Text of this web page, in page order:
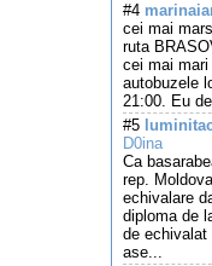
#4
cei mai
ruta
cei mai
autobuzele
21:00. Eu
#5
D0ina
Ca
rep.
echivalare
diploma de
de echivalat
ase...